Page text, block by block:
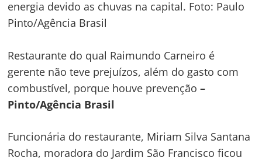
Restaurante do qual Raimundo Carneiro é
gerente não teve prejuízos, além do gasto com
combustível, porque houve prevenção –
Pinto/Agência Brasil
Funcionária do restaurante, Miriam Silva Santana
Rocha, moradora do Jardim São Francisco ficou